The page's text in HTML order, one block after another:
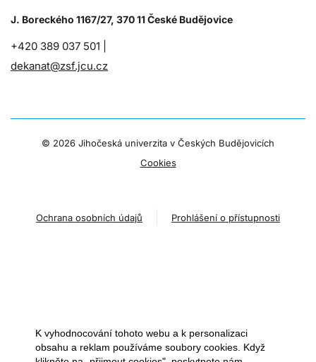
J. Boreckého 1167/27, 370 11 České Budějovice
+420 389 037 501 |
dekanat@zsf.jcu.cz
© 2026 Jihočeská univerzita v Českých Budějovicích
Cookies
Ochrana osobních údajů Prohlášení o přístupnosti
K vyhodnocování tohoto webu a k personalizaci
obsahu a reklam používáme soubory cookies. Když